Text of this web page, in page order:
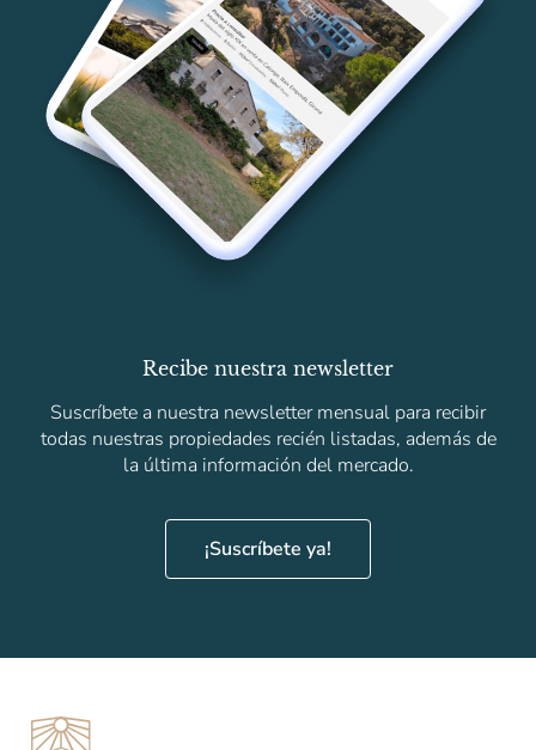
Recibe nuestra newsletter
Suscríbete a nuestra newsletter mensual para recibir
todas nuestras propiedades recién listadas, además de
la última información del mercado.
¡Suscríbete ya!